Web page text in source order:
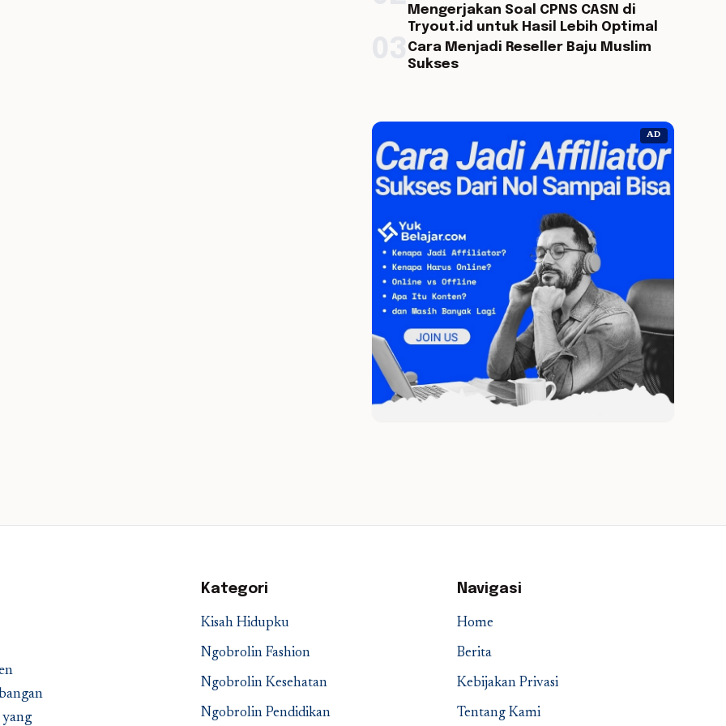
Mengerjakan Soal CPNS CASN di
Tryout.id untuk Hasil Lebih Optimal
Cara Menjadi Reseller Baju Muslim
Sukses
AD
Kategori
Kisah Hidupku
Ngobrolin Fashion
Ngobrolin Kesehatan
Ngobrolin Pendidikan
Navigasi
Home
Berita
Kebijakan Privasi
Tentang Kami